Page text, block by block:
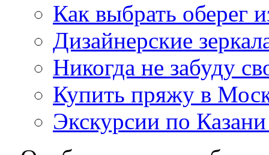
Как выбрать оберег
Дизайнерские
Никогда не забуду
Купить пряжу в
Экскурсии по